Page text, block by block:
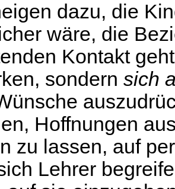
dazu, die
wäre, die
Kontakt
sondern sich
Hoffnungen
zu lassen, auf
Lehrer